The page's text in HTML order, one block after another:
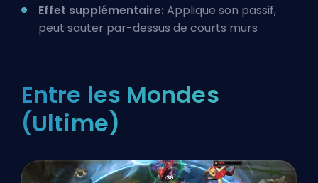
Effet supplémentaire:Applique son passif,
peut sauter par-dessus de courts murs
Entre les Mondes
(Ultime)